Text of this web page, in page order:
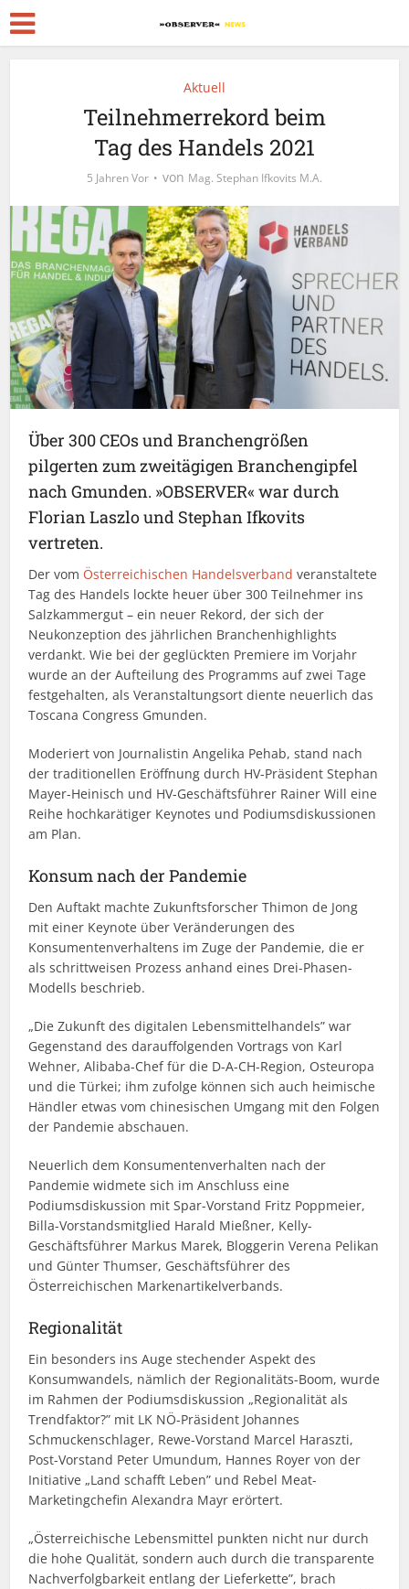
Aktuell
Teilnehmerrekord beim
Tag des Handels 2021
5 Jahren Vor von Mag. Stephan Ifkovits M.A.
Über 300 CEOs und Branchengrößen
pilgerten zum zweitägigen Branchengipfel
nach Gmunden. »OBSERVER« war durch
Florian Laszlo und Stephan Ifkovits
vertreten.
Der vom Österreichischen Handelsverband veranstaltete
Tag des Handels lockte heuer über 300 Teilnehmer ins
Salzkammergut – ein neuer Rekord, der sich der
Neukonzeption des jährlichen Branchenhighlights
verdankt. Wie bei der geglückten Premiere im Vorjahr
wurde an der Aufteilung des Programms auf zwei Tage
festgehalten, als Veranstaltungsort diente neuerlich das
Toscana Congress Gmunden.
Moderiert von Journalistin Angelika Pehab, stand nach
der traditionellen Eröffnung durch HV-Präsident Stephan
Mayer-Heinisch und HV-Geschäftsführer Rainer Will eine
Reihe hochkarätiger Keynotes und Podiumsdiskussionen
am Plan.
Konsum nach der Pandemie
Den Auftakt machte Zukunftsforscher Thimon de Jong
mit einer Keynote über Veränderungen des
Konsumentenverhaltens im Zuge der Pandemie, die er
als schrittweisen Prozess anhand eines Drei-Phasen-
Modells beschrieb.
„Die Zukunft des digitalen Lebensmittelhandels” war
Gegenstand des darauffolgenden Vortrags von Karl
Wehner, Alibaba-Chef für die D-A-CH-Region, Osteuropa
und die Türkei; ihm zufolge können sich auch heimische
Händler etwas vom chinesischen Umgang mit den Folgen
der Pandemie abschauen.
Neuerlich dem Konsumentenverhalten nach der
Pandemie widmete sich im Anschluss eine
Podiumsdiskussion mit Spar-Vorstand Fritz Poppmeier,
Billa-Vorstandsmitglied Harald Mießner, Kelly-
Geschäftsführer Markus Marek, Bloggerin Verena Pelikan
und Günter Thumser, Geschäftsführer des
Österreichischen Markenartikelverbands.
Regionalität
Ein besonders ins Auge stechender Aspekt des
Konsumwandels, nämlich der Regionalitäts-Boom, wurde
im Rahmen der Podiumsdiskussion „Regionalität als
Trendfaktor?” mit LK NÖ-Präsident Johannes
Schmuckenschlager, Rewe-Vorstand Marcel Haraszti,
Post-Vorstand Peter Umundum, Hannes Royer von der
Initiative „Land schafft Leben” und Rebel Meat-
Marketing­chefin Alexandra Mayr erörtert.
„Österreichische Lebensmittel punkten nicht nur durch
die hohe Qualität, sondern auch durch die transparente
Nachverfolgbarkeit entlang der Lieferkette”, brach